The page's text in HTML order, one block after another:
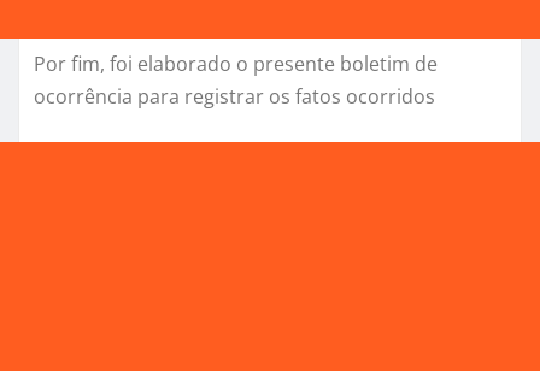
Por fim, foi elaborado o presente boletim de
ocorrência para registrar os fatos ocorridos